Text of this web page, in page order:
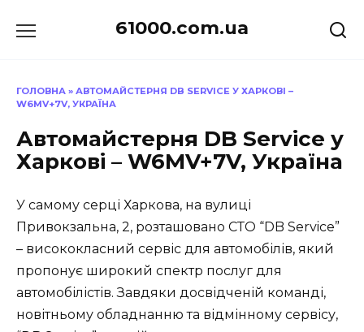
до
61000.com.ua
ГОЛОВНА » АВТОМАЙСТЕРНЯ DB SERVICE У ХАРКОВІ –
W6MV+7V, УКРАЇНА
Автомайстерня DB Service у
Харкові – W6MV+7V, Україна
У самому серці Харкова, на вулиці
Привокзальна, 2, розташовано СТО “DB Service”
– висококласний сервіс для автомобілів, який
пропонує широкий спектр послуг для
автомобілістів. Завдяки досвідченій команді,
новітньому обладнанню та відмінному сервісу,